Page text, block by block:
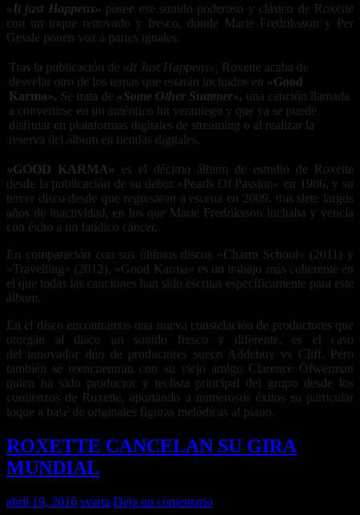
«It just Happens» posee ese sonido poderoso y clásico de Roxette
con un toque renovado y fresco, donde Marie Fredriksson y Per
Gessle ponen voz a partes iguales.
Tras la publicación de «It Just Happens»,
Roxette acaba de
desvelar otro de los temas que estarán incluidos en «Good
Karma». Se trata de «Some Other Summer», una canción llamada
a convertirse en un auténtico hit veraniego y que ya se puede
disfrutar en plataformas digitales de streaming o al realizar la
reserva del álbum en tiendas digitales.
«GOOD KARMA» es el décimo álbum de estudio de Roxette
desde la publicación de su debut «Pearls Of Passion» en 1986, y su
tercer disco desde que regresaran a escena en 2009, tras siete largos
años de inactividad, en los que Marie Fredriksson luchaba y vencía
con éxito a un fatídico cáncer.
En comparación con sus últimos discos «Charm School» (2011) y
«Travelling» (2012), «Good Karma» es un trabajo más coherente en
el que todas las canciones han sido escritas específicamente para este
álbum.
En el disco encontramos una nueva constelación de productores que
otorgan al disco un sonido fresco y diferente, es el caso
del innovador dúo de productores sueco Addeboy vs Cliff. Pero
también se reencuentran con su viejo amigo Clarence Öfwerman
quien ha sido productor y teclista principal del grupo desde los
comienzos de Roxette, aportando a numerosos éxitos su particular
toque a base de originales figuras melódicas al piano.
ROXETTE CANCELAN SU GIRA
MUNDIAL
abril 19, 2016 svarta Deja un comentario